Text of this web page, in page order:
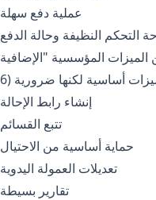
عملية دفع سهلة
التحكم النظيفة وحالة الدفع
ميزات أساسية لكنها ضرورية
إنشاء رابط الإحالة
تتبع القسائم
حماية أساسية من الاحتيال
تعديلات العمولة اليدوية
تقارير بسيطة